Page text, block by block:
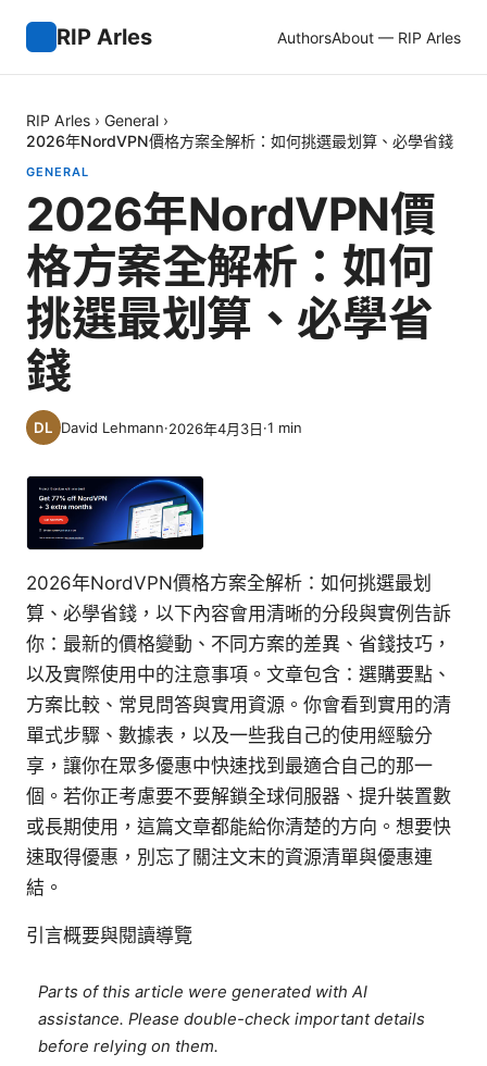
RIP Arles AuthorsAbout — RIP Arles
RIP Arles › General ›
2026年NordVPN價格方案全解析：如何挑選最划算、必學省錢
GENERAL
2026年NordVPN價
格方案全解析：如何
挑選最划算、必學省
錢
David Lehmann·2026年4月3日·1 min
2026年NordVPN價格方案全解析：如何挑選最划
算、必學省錢，以下內容會用清晰的分段與實例告訴
你：最新的價格變動、不同方案的差異、省錢技巧，
以及實際使用中的注意事項。文章包含：選購要點、
方案比較、常見問答與實用資源。你會看到實用的清
單式步驟、數據表，以及一些我自己的使用經驗分
享，讓你在眾多優惠中快速找到最適合自己的那一
個。若你正考慮要不要解鎖全球伺服器、提升裝置數
或長期使用，這篇文章都能給你清楚的方向。想要快
速取得優惠，別忘了關注文末的資源清單與優惠連
結。
引言概要與閱讀導覽
Parts of this article were generated with AI
assistance. Please double-check important details
before relying on them.